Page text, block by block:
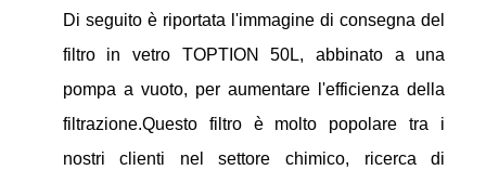
Di seguito è riportata l'immagine di consegna del
filtro in vetro TOPTION 50L, abbinato a una
pompa a vuoto, per aumentare l'efficienza della
filtrazione.Questo filtro è molto popolare tra i
nostri clienti nel settore chimico, ricerca di